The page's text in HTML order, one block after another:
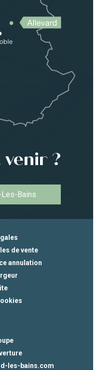
?
Bains
de vente
annulation
les-bains.com